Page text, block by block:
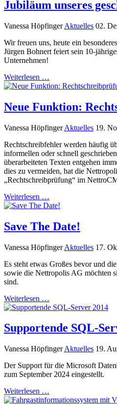
Jubiläum unseres
Vanessa Höpfinger Aktuelles 02.
Wir freuen uns, heute ein
Jürgen Bohnert feiert sein 10-
Unternehmen!
Weiterlesen …
Neue Funktion:
Vanessa Höpfinger Aktuelles 19.
Rechtschreibfehler werden häufig
informellen oder schnell
überarbeiteten Texten entgehen
dies zu vermeiden, hat die
„Rechtschreibprüfung“ im
Weiterlesen …
Save The Date!
Vanessa Höpfinger Aktuelles 17.
Es steht etwas Großes bevor und
sowie die Nettropolis AG möchten
sind.
Weiterlesen …
Supportende SQL-
Vanessa Höpfinger Aktuelles 19.
Der Support für die Microsoft
zum September 2024 eingestellt.
Weiterlesen …